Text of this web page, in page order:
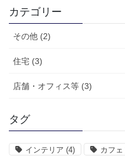
カテゴリー
その他 (2)
住宅 (3)
店舗・オフィス等 (3)
タグ
インテリア (4) カフェ